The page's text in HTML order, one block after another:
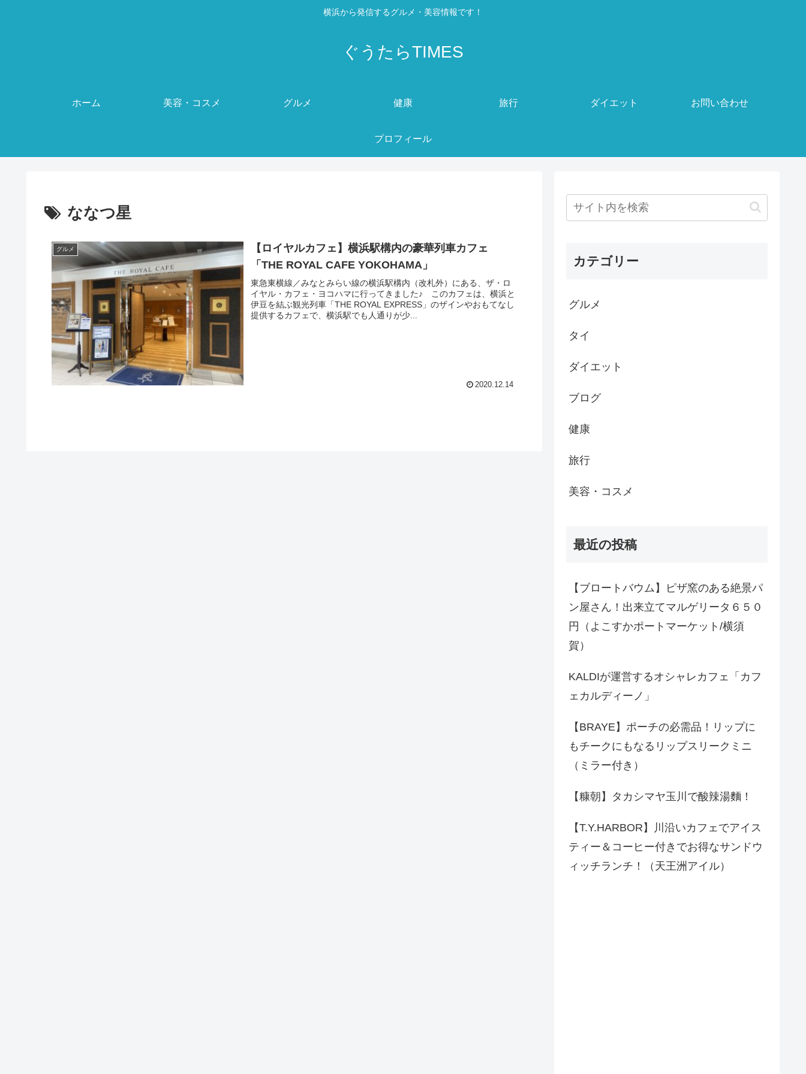
横浜から発信するグルメ・美容情報です！
ぐうたらTIMES
ホーム 美容・コスメ グルメ 健康 旅行 ダイエット お問い合わせ
プロフィール
ななつ星
グルメ
【ロイヤルカフェ】横浜駅構内の豪華列車カフェ
「THE ROYAL CAFE YOKOHAMA」
東急東横線／みなとみらい線の横浜駅構内（改札外）にある、ザ・ロ
イヤル・カフェ・ヨコハマに行ってきました♪ このカフェは、横浜と
伊豆を結ぶ観光列車「THE ROYAL EXPRESS」のザインやおもてなし
提供するカフェで、横浜駅でも人通りが少...
2020.12.14
カテゴリー
グルメ
タイ
ダイエット
ブログ
健康
旅行
美容・コスメ
最近の投稿
【ブロートバウム】ピザ窯のある絶景パ
ン屋さん！出来立てマルゲリータ６５０
円（よこすかポートマーケット/横須
賀）
KALDIが運営するオシャレカフェ「カフ
ェカルディーノ」
【BRAYE】ポーチの必需品！リップに
もチークにもなるリップスリークミニ
（ミラー付き）
【糠朝】タカシマヤ玉川で酸辣湯麵！
【T.Y.HARBOR】川沿いカフェでアイス
ティー＆コーヒー付きでお得なサンドウ
ィッチランチ！（天王洲アイル）